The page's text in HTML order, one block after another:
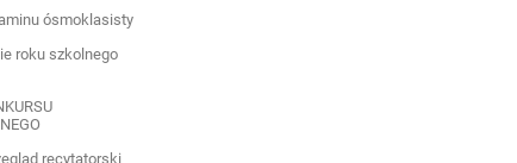
ósmoklasisty
roku szkolnego
recytatorski